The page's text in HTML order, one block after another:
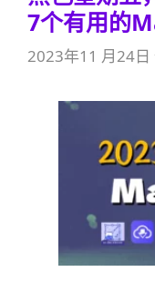
7个有用的
2023年11 月24日